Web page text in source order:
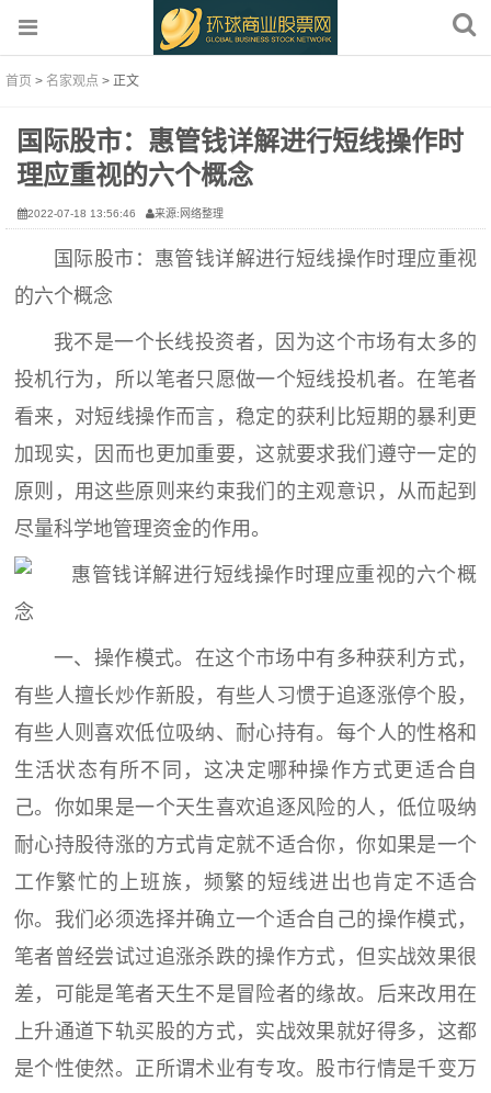
首页 > 名家观点 > 正文
国际股市：惠管钱详解进行短线操作时
理应重视的六个概念
2022-07-18 13:56:46 来源:网络整理
国际股市：惠管钱详解进行短线操作时理应重视
的六个概念
我不是一个长线投资者，因为这个市场有太多的
投机行为，所以笔者只愿做一个短线投机者。在笔者
看来，对短线操作而言，稳定的获利比短期的暴利更
加现实，因而也更加重要，这就要求我们遵守一定的
原则，用这些原则来约束我们的主观意识，从而起到
尽量科学地管理资金的作用。
一、操作模式。在这个市场中有多种获利方式，
有些人擅长炒作新股，有些人习惯于追逐涨停个股，
有些人则喜欢低位吸纳、耐心持有。每个人的性格和
生活状态有所不同，这决定哪种操作方式更适合自
己。你如果是一个天生喜欢追逐风险的人，低位吸纳
耐心持股待涨的方式肯定就不适合你，你如果是一个
工作繁忙的上班族，频繁的短线进出也肯定不适合
你。我们必须选择并确立一个适合自己的操作模式，
笔者曾经尝试过追涨杀跌的操作方式，但实战效果很
差，可能是笔者天生不是冒险者的缘故。后来改用在
上升通道下轨买股的方式，实战效果就好得多，这都
是个性使然。正所谓术业有专攻。股市行情是千变万